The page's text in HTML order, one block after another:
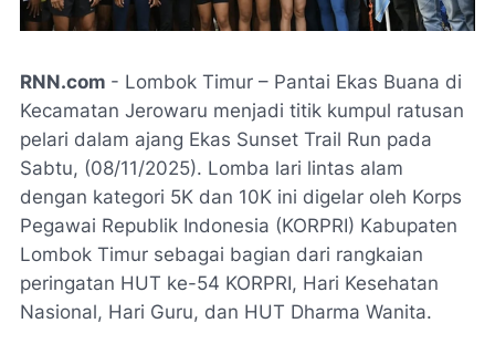
RNN.com - Lombok Timur – Pantai Ekas Buana di
Kecamatan Jerowaru menjadi titik kumpul ratusan
pelari dalam ajang Ekas Sunset Trail Run pada
Sabtu, (08/11/2025). Lomba lari lintas alam
dengan kategori 5K dan 10K ini digelar oleh Korps
Pegawai Republik Indonesia (KORPRI) Kabupaten
Lombok Timur sebagai bagian dari rangkaian
peringatan HUT ke-54 KORPRI, Hari Kesehatan
Nasional, Hari Guru, dan HUT Dharma Wanita.